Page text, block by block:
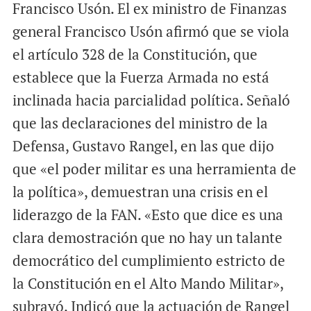
a
i
c
e
o
o
k
a
t
A
p
p
Francisco Usón. El ex ministro de Finanzas
general Francisco Usón afirmó que se viola
el artículo 328 de la Constitución, que
establece que la Fuerza Armada no está
inclinada hacia parcialidad política. Señaló
que las declaraciones del ministro de la
Defensa, Gustavo Rangel, en las que dijo
que «el poder militar es una herramienta de
la política», demuestran una crisis en el
liderazgo de la FAN. «Esto que dice es una
clara demostración que no hay un talante
democrático del cumplimiento estricto de
la Constitución en el Alto Mando Militar»,
subrayó. Indicó que la actuación de Rangel